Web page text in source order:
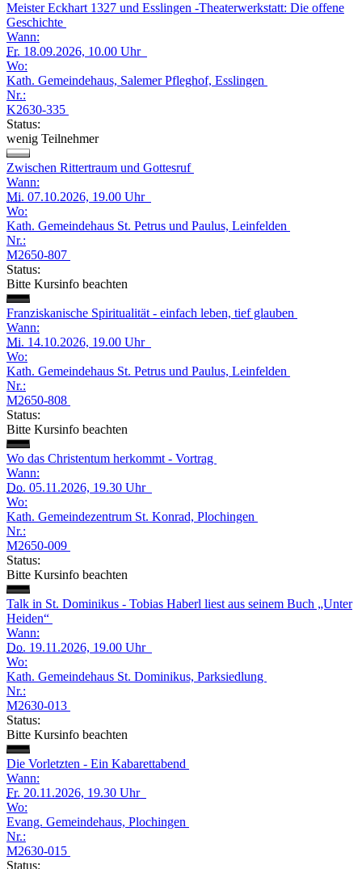
Meister Eckhart 1327 und Esslingen -Theaterwerkstatt: Die offene
Geschichte
Wann:
Fr. 18.09.2026, 10.00 Uhr
Wo:
Kath. Gemeindehaus, Salemer Pfleghof, Esslingen
Nr.:
K2630-335
Status:
wenig Teilnehmer
Zwischen Rittertraum und Gottesruf
Wann:
Mi. 07.10.2026, 19.00 Uhr
Wo:
Kath. Gemeindehaus St. Petrus und Paulus, Leinfelden
Nr.:
M2650-807
Status:
Bitte Kursinfo beachten
Franziskanische Spiritualität - einfach leben, tief glauben
Wann:
Mi. 14.10.2026, 19.00 Uhr
Wo:
Kath. Gemeindehaus St. Petrus und Paulus, Leinfelden
Nr.:
M2650-808
Status:
Bitte Kursinfo beachten
Wo das Christentum herkommt - Vortrag
Wann:
Do. 05.11.2026, 19.30 Uhr
Wo:
Kath. Gemeindezentrum St. Konrad, Plochingen
Nr.:
M2650-009
Status:
Bitte Kursinfo beachten
Talk in St. Dominikus - Tobias Haberl liest aus seinem Buch „Unter
Heiden“
Wann:
Do. 19.11.2026, 19.00 Uhr
Wo:
Kath. Gemeindehaus St. Dominikus, Parksiedlung
Nr.:
M2630-013
Status:
Bitte Kursinfo beachten
Die Vorletzten - Ein Kabarettabend
Wann:
Fr. 20.11.2026, 19.30 Uhr
Wo:
Evang. Gemeindehaus, Plochingen
Nr.:
M2630-015
Status: